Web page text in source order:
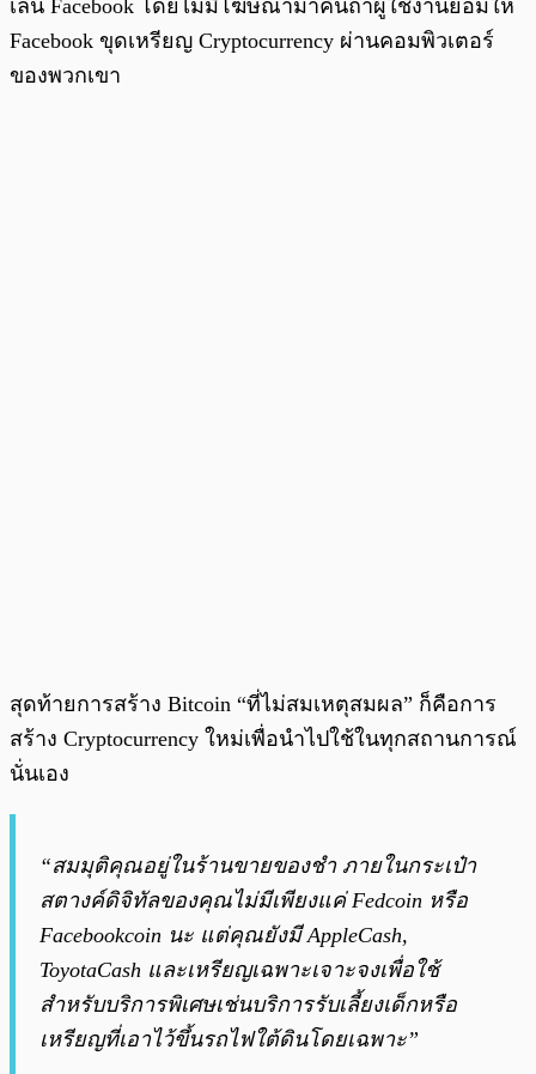
เล่น Facebook โดยไม่มีโฆษณามาคั่นถ้าผู้ใช้งานยอมให้
Facebook ขุดเหรียญ Cryptocurrency ผ่านคอมพิวเตอร์
ของพวกเขา
สุดท้ายการสร้าง Bitcoin “ที่ไม่สมเหตุสมผล” ก็คือการ
สร้าง Cryptocurrency ใหม่เพื่อนำไปใช้ในทุกสถานการณ์
นั่นเอง
“สมมุติคุณอยู่ในร้านขายของชำ ภายในกระเป๋า
สตางค์ดิจิทัลของคุณไม่มีเพียงแค่ Fedcoin หรือ
Facebookcoin นะ แต่คุณยังมี AppleCash,
ToyotaCash และเหรียญเฉพาะเจาะจงเพื่อใช้
สำหรับบริการพิเศษเช่นบริการรับเลี้ยงเด็กหรือ
เหรียญที่เอาไว้ขึ้นรถไฟใต้ดินโดยเฉพาะ”